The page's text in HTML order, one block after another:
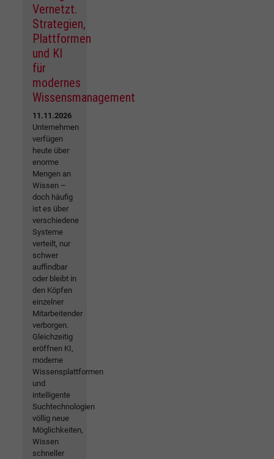
Vernetzt.
Strategien,
Plattformen
und KI
für
modernes
Wissensmanagement
11.11.2026
Unternehmen
verfügen
heute über
enorme
Mengen an
Wissen –
doch häufig
ist es über
verschiedene
Systeme
verteilt, nur
schwer
auffindbar
oder bleibt in
den Köpfen
einzelner
Mitarbeitender
verborgen.
Gleichzeitig
eröffnen KI,
moderne
Wissensplattformen
und
intelligente
Suchtechnologien
völlig neue
Möglichkeiten,
Wissen
schneller